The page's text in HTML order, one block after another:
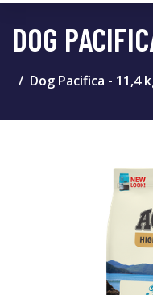
DOG
Dog Pacifica - 11,4